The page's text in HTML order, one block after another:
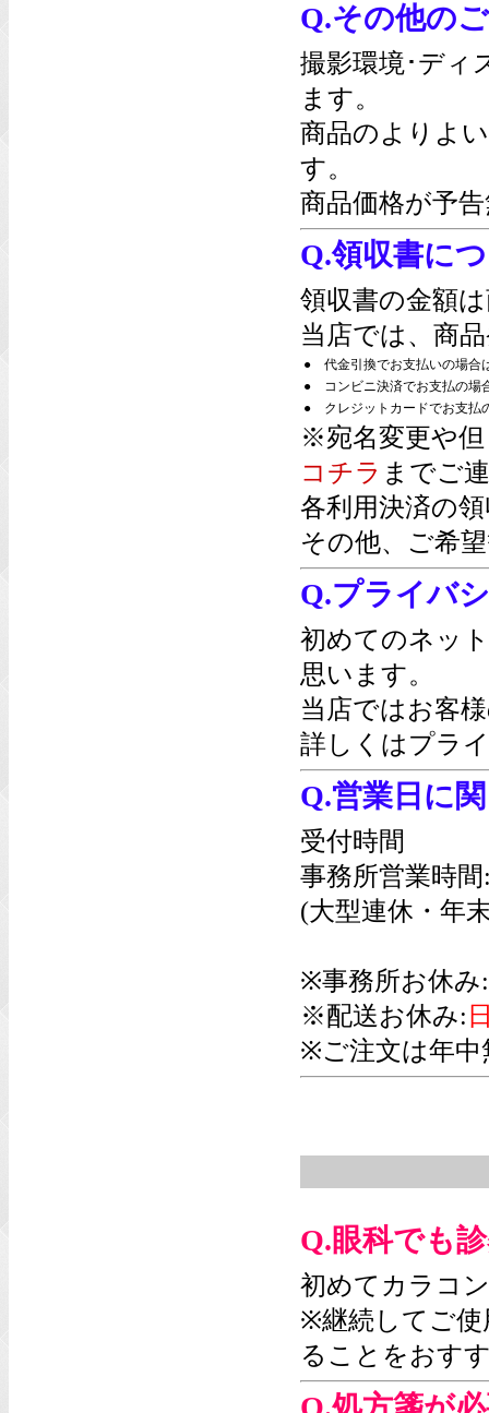
Q.その他の
撮影環境･ディ
ます。
商品のよりよ
す。
商品価格が予
Q.領収書に
領収書の金額
当店では、商
●
代金引換でお支払いの場合
●
コンビニ決済でお支払の場
●
クレジットカードでお支払
※宛名変更や但
コチラ までご
各利用決済の
その他、ご希
Q.プライバ
初めてのネッ
思います。
当店ではお客
詳しくはプラ
Q.営業日に
受付時間
事務所営業時間
(大型連休・年
※事務所お休み:
※配送お休み:
※ご注文は年中
Q.眼科でも
初めてカラコ
※継続してご使
ることをおす